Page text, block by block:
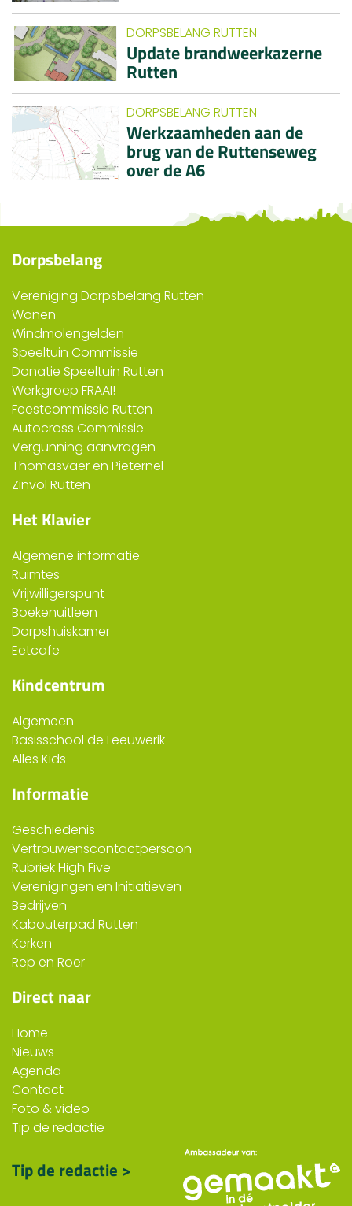
DORPSBELANG RUTTEN
Update brandweerkazerne
Rutten
DORPSBELANG RUTTEN
Werkzaamheden aan de
brug van de Ruttenseweg
over de A6
Dorpsbelang
Vereniging Dorpsbelang Rutten
Wonen
Windmolengelden
Speeltuin Commissie
Donatie Speeltuin Rutten
Werkgroep FRAAI!
Feestcommissie Rutten
Autocross Commissie
Vergunning aanvragen
Thomasvaer en Pieternel
Zinvol Rutten
Het Klavier
Algemene informatie
Ruimtes
Vrijwilligerspunt
Boekenuitleen
Dorpshuiskamer
Eetcafe
Kindcentrum
Algemeen
Basisschool de Leeuwerik
Alles Kids
Informatie
Geschiedenis
Vertrouwenscontactpersoon
Rubriek High Five
Verenigingen en Initiatieven
Bedrijven
Kabouterpad Rutten
Kerken
Rep en Roer
Direct naar
Home
Nieuws
Agenda
Contact
Foto & video
Tip de redactie
Tip de redactie >